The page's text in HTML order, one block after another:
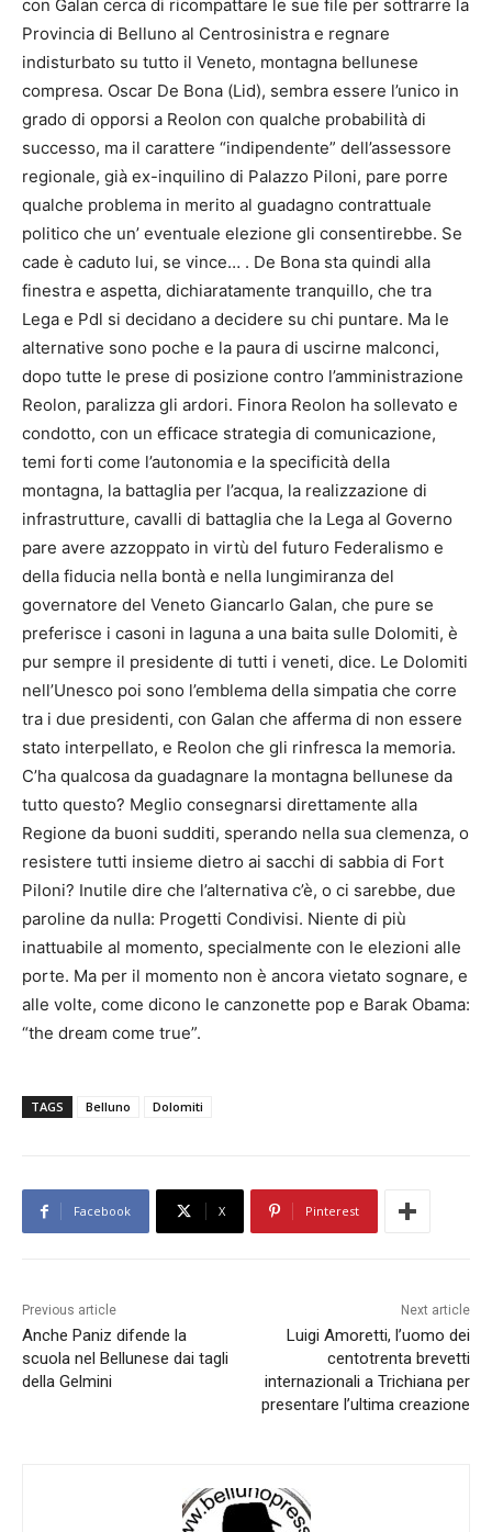
con Galan cerca di ricompattare le sue file per sottrarre la
Provincia di Belluno al Centrosinistra e regnare
indisturbato su tutto il Veneto, montagna bellunese
compresa. Oscar De Bona (Lid), sembra essere l’unico in
grado di opporsi a Reolon con qualche probabilità di
successo, ma il carattere “indipendente” dell’assessore
regionale, già ex-inquilino di Palazzo Piloni, pare porre
qualche problema in merito al guadagno contrattuale
politico che un’ eventuale elezione gli consentirebbe. Se
cade è caduto lui, se vince… . De Bona sta quindi alla
finestra e aspetta, dichiaratamente tranquillo, che tra
Lega e Pdl si decidano a decidere su chi puntare. Ma le
alternative sono poche e la paura di uscirne malconci,
dopo tutte le prese di posizione contro l’amministrazione
Reolon, paralizza gli ardori. Finora Reolon ha sollevato e
condotto, con un efficace strategia di comunicazione,
temi forti come l’autonomia e la specificità della
montagna, la battaglia per l’acqua, la realizzazione di
infrastrutture, cavalli di battaglia che la Lega al Governo
pare avere azzoppato in virtù del futuro Federalismo e
della fiducia nella bontà e nella lungimiranza del
governatore del Veneto Giancarlo Galan, che pure se
preferisce i casoni in laguna a una baita sulle Dolomiti, è
pur sempre il presidente di tutti i veneti, dice. Le Dolomiti
nell’Unesco poi sono l’emblema della simpatia che corre
tra i due presidenti, con Galan che afferma di non essere
stato interpellato, e Reolon che gli rinfresca la memoria.
C’ha qualcosa da guadagnare la montagna bellunese da
tutto questo? Meglio consegnarsi direttamente alla
Regione da buoni sudditi, sperando nella sua clemenza, o
resistere tutti insieme dietro ai sacchi di sabbia di Fort
Piloni? Inutile dire che l’alternativa c’è, o ci sarebbe, due
paroline da nulla: Progetti Condivisi. Niente di più
inattuabile al momento, specialmente con le elezioni alle
porte. Ma per il momento non è ancora vietato sognare, e
alle volte, come dicono le canzonette pop e Barak Obama:
“the dream come true”.
TAGS Belluno Dolomiti
Facebook X Pinterest
Previous article
Anche Paniz difende la
scuola nel Bellunese dai tagli
della Gelmini
Next article
Luigi Amoretti, l’uomo dei
centotrenta brevetti
internazionali a Trichiana per
presentare l’ultima creazione